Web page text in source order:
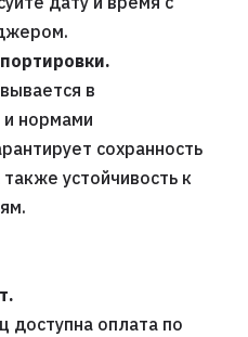
в
и нормами
сохранность
устойчивость к
доступна оплата по